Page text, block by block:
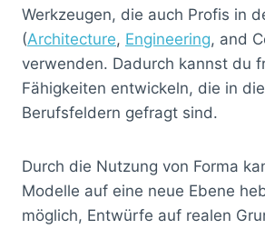
Werkzeugen, die auch Profis in
(Architecture, Engineering, and
verwenden. Dadurch kannst du
Fähigkeiten entwickeln, die in
Berufsfeldern gefragt sind.
Durch die Nutzung von Forma
Modelle auf eine neue Ebene
möglich, Entwürfe auf realen